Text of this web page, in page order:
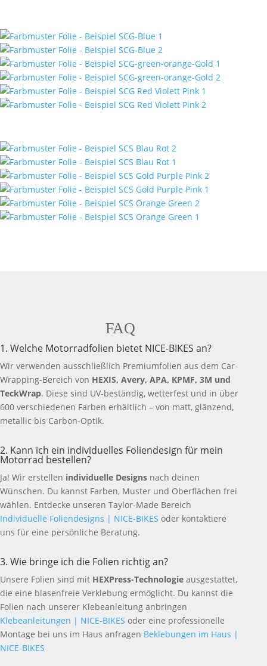
FAQ
1. Welche Motorradfolien bietet NICE-BIKES an?
Wir verwenden ausschließlich Premiumfolien aus dem Car-
Wrapping-Bereich von HEXIS, Avery, APA, KPMF, 3M und
TeckWrap. Diese sind UV-beständig, wetterfest und in über
600 verschiedenen Farben erhältlich – von matt, glänzend,
metallic bis Carbon-Optik.
2. Kann ich ein individuelles Foliendesign für mein
Motorrad bestellen?
Ja! Wir erstellen individuelle Designs nach deinen
Wünschen. Du kannst Farben, Muster und Oberflächen frei
wählen. Entdecke unseren Taylor-Made Bereich
Individuelle Foliendesigns | NICE-BIKES oder kontaktiere
uns für eine persönliche Beratung.
3. Wie bringe ich die Folien richtig an?
Unsere Folien sind mit HEXPress-Technologie ausgestattet,
die eine blasenfreie Verklebung ermöglicht. Du kannst die
Folien nach unserer Klebeanleitung anbringen
Klebeanleitungen | NICE-BIKES oder eine professionelle
Montage bei uns im Haus anfragen Beklebungen im Haus |
NICE-BIKES